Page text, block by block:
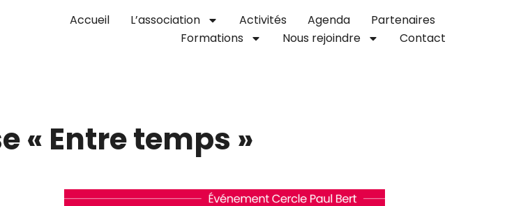
Accueil L’association Activités Agenda
Partenaires
Formations
Nous rejoindre Contact
« Entre temps »